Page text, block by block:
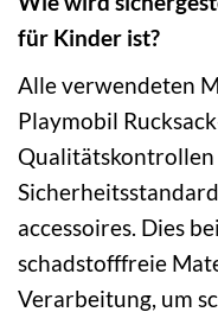
für Kinder ist?
Alle verwendeten
Playmobil
accessoires. Dies
schadstofffreie
Verarbeitung, um